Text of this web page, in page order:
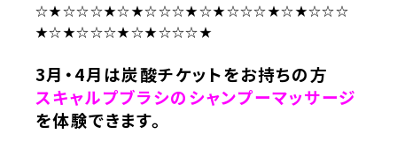
☆★☆☆☆★☆★☆☆☆★☆★☆☆☆★☆★☆☆☆
★☆★☆☆☆★☆★☆☆☆★
3月・4月は炭酸チケットをお持ちの方
スキャルプブラシのシャンプーマッサージ
を体験できます。